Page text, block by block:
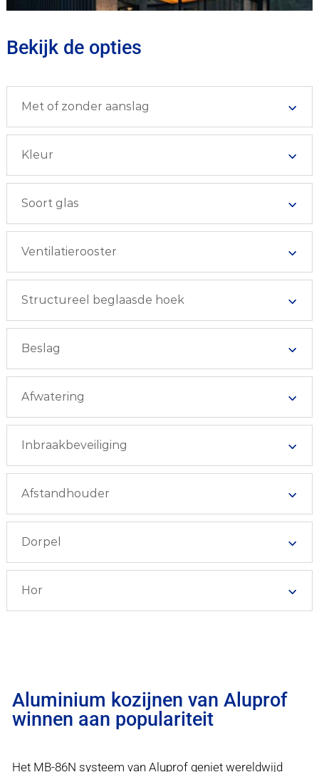
Bekijk de opties
Met of zonder aanslag
Kleur
Soort glas
Ventilatierooster
Structureel beglaasde hoek
Beslag
Afwatering
Inbraakbeveiliging
Afstandhouder
Dorpel
Hor
Aluminium kozijnen van Aluprof
winnen aan populariteit
Het MB-86N systeem van Aluprof geniet wereldwijd